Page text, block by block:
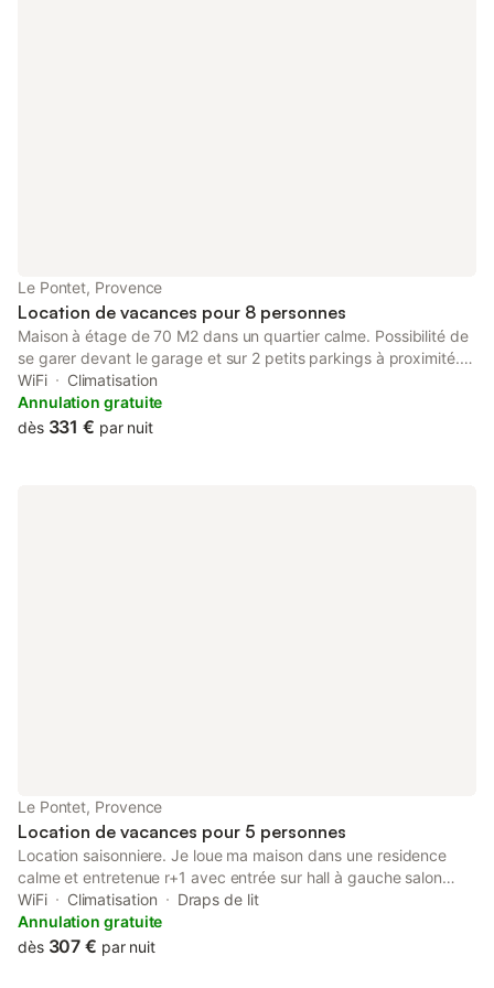
Le Pontet, Provence
Location de vacances pour 8 personnes
Maison à étage de 70 M2 dans un quartier calme. Possibilité de
se garer devant le garage et sur 2 petits parkings à proximité. Il
y a un jardin devant et à l'arrière de la maison. Pour se rendre au
centre ville d'Avignon, un arrêt de bus proche, en voiture
jusqu'au parking des italiens avec navette gratuite. A proximité
WiFi
Climatisation
Annulation gratuite
dès 331 € par nuit
Le Pontet, Provence
Location de vacances pour 5 personnes
Location saisonniere. Je loue ma maison dans une residence
calme et entretenue r+1 avec entrée sur hall à gauche salon
séjour en face cuisine à droite sdb toilette + cuisine d’été les 3
pièces donne sur jardin et piscine. a l’étage 3 chambres avec
clim wc et salle de bain
WiFi Climatisation
Draps de lit
Annulation gratuite
dès 307 € par nuit